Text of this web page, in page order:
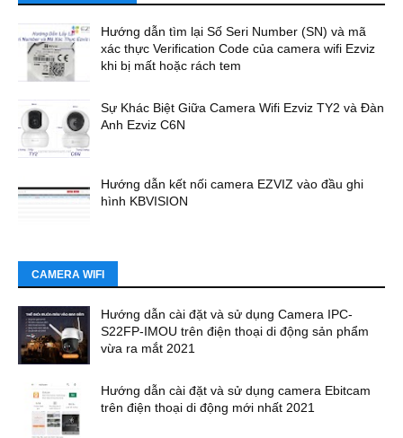
Hướng dẫn tìm lại Số Seri Number (SN) và mã
xác thực Verification Code của camera wifi Ezviz
khi bị mất hoặc rách tem
Sự Khác Biệt Giữa Camera Wifi Ezviz TY2 và Đàn
Anh Ezviz C6N
Hướng dẫn kết nối camera EZVIZ vào đầu ghi
hình KBVISION
CAMERA WIFI
Hướng dẫn cài đặt và sử dụng Camera IPC-
S22FP-IMOU trên điện thoại di động sản phẩm
vừa ra mắt 2021
Hướng dẫn cài đặt và sử dụng camera Ebitcam
trên điện thoại di động mới nhất 2021